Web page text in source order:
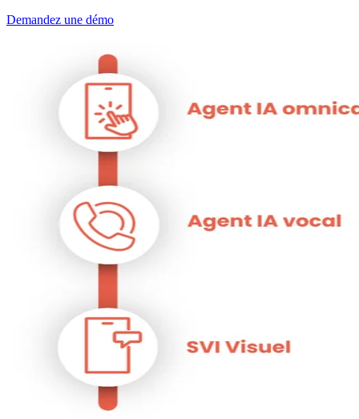
Demandez une démo